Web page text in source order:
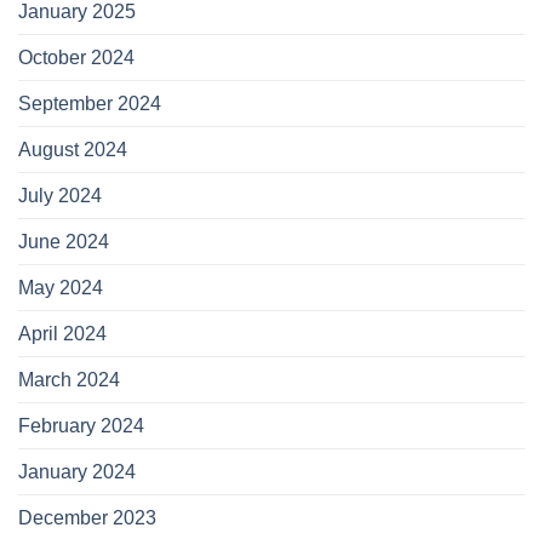
January 2025
October 2024
September 2024
August 2024
July 2024
June 2024
May 2024
April 2024
March 2024
February 2024
January 2024
December 2023